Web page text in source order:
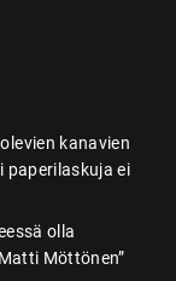
kanavien
paperilaskuja ei
olla
Möttönen”